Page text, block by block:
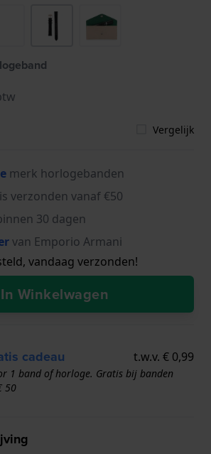
Vergelijk
merk horlogebanden
verzonden vanaf €50
30 dagen
van Emporio Armani
vandaag verzonden!
In Winkelwagen
cadeau t.w.v. € 0,99
1 band of horloge. Gratis bij banden
50